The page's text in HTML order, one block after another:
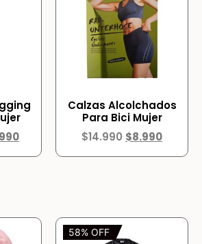
Calzas Alcolchados
Para Bici Mujer
$14.990 $8.990
58% OFF